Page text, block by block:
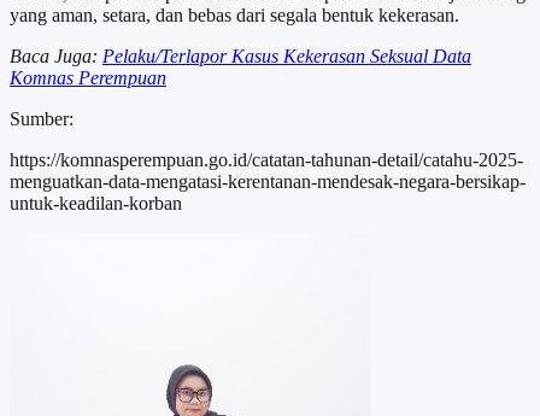
yang aman, setara, dan bebas dari segala bentuk kekerasan.
Baca Juga: Pelaku/Terlapor Kasus Kekerasan Seksual Data
Komnas Perempuan
Sumber:
https://komnasperempuan.go.id/catatan-tahunan-detail/catahu-2025-
menguatkan-data-mengatasi-kerentanan-mendesak-negara-bersikap-
untuk-keadilan-korban